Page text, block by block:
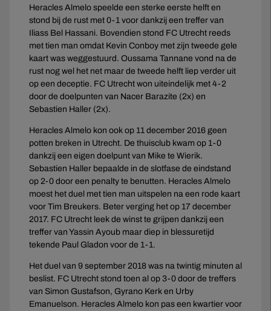
Heracles Almelo speelde een sterke eerste helft en
stond bij de rust met 0-1 voor dankzij een treffer van
Iliass Bel Hassani. Bovendien stond FC Utrecht reeds
met tien man omdat Kevin Conboy met zijn tweede gele
kaart was weggestuurd. Oussama Tannane vond na de
rust nog wel het net maar de tweede helft liep verder uit
op een deceptie. FC Utrecht won uiteindelijk met 4-2
door de doelpunten van Nacer Barazite (2x) en
Sebastien Haller (2x).
Heracles Almelo kon ook op 11 december 2016 geen
potten breken in Utrecht. De thuisclub kwam op 1-0
dankzij een eigen doelpunt van Mike te Wierik.
Sebastien Haller bepaalde in de slotfase de eindstand
op 2-0 door een penalty te benutten. Heracles Almelo
moest het duel met tien man uitspelen na een rode kaart
voor Tim Breukers. Beter verging het op 17 december
2017. FC Utrecht leek de winst te grijpen dankzij een
treffer van Yassin Ayoub maar diep in blessuretijd
tekende Paul Gladon voor de 1-1.
Het duel van 9 september 2018 was na twintig minuten al
beslist. FC Utrecht stond toen al op 3-0 door de treffers
van Simon Gustafson, Gyrano Kerk en Urby
Emanuelson. Heracles Almelo kon pas een kwartier voor